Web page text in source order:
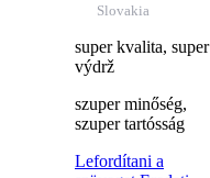
Slovakia
super kvalita, super
výdrž
szuper minőség,
szuper tartósság
Lefordítani a